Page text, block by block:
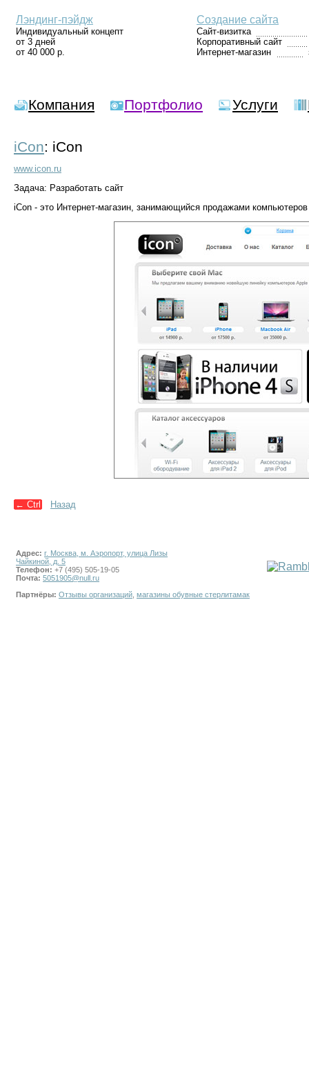
Лэндинг-пэйдж
Индивидуальный концепт
от 3 дней
от 40 000 р.
Создание сайта
Сайт-визитка
Корпоративный сайт
Интернет-магазин
Компания Портфолио Услуги
iCon: iCon
www.icon.ru
Задача: Разработать сайт
iCon - это Интернет-магазин, занимающийся продажами
← Ctrl Назад
Адрес: г. Москва, м. Аэропорт, улица Лизы
Чайкиной, д. 5
Телефон: +7 (495) 505-19-05
Почта: 5051905@null.ru
Партнёры: Отзывы организаций магазины обувные стерлитамак